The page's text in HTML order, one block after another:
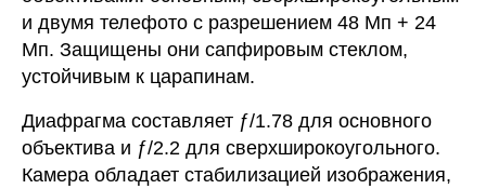
и двумя телефото с разрешением 48 Мп + 24
Мп. Защищены они сапфировым стеклом,
устойчивым к царапинам.
Диафрагма составляет ƒ/1.78 для основного
объектива и ƒ/2.2 для сверхширокоугольного.
Камера обладает стабилизацией изображения,